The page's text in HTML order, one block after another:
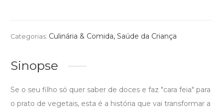
Categorias: Culinária & Comida, Saúde da Criança
Sinopse
Se o seu filho só quer saber de doces e faz "cara feia" para
o prato de vegetais, esta é a história que vai transformar a